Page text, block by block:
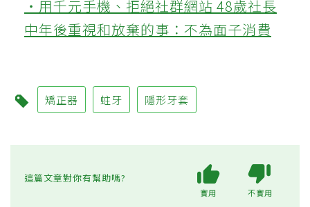
‧用千元手機、拒絕社群網站 48歲社長
中年後重視和放棄的事：不為面子消費
矯正器 蛀牙 隱形牙套
這篇文章對你有幫助嗎?
實用 不實用